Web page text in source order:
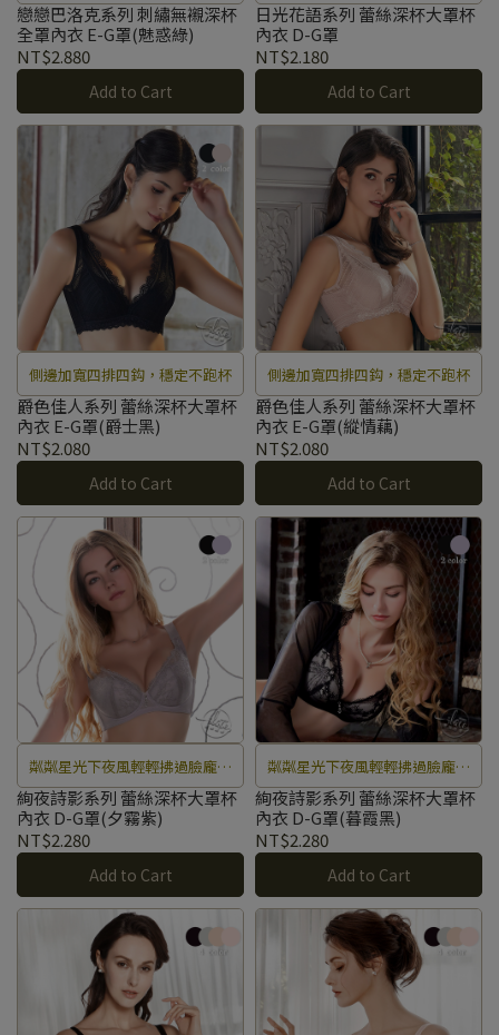
想中的花朵，在心頭綻放輕舞、
優雅的旋律。
戀戀巴洛克系列 刺繡無襯深杯
全罩內衣 E-G罩(魅惑綠)
NT$2.880
Add to Cart
日光花語系列 蕾絲深杯大罩杯
內衣 D-G罩
NT$2.180
Add to Cart
側邊加寬四排四鈎，穩定不跑杯
爵色佳人系列 蕾絲深杯大罩杯
內衣 E-G罩(爵士黑)
NT$2.080
Add to Cart
側邊加寬四排四鈎，穩定不跑杯
爵色佳人系列 蕾絲深杯大罩杯
內衣 E-G罩(縱情藕)
NT$2.080
Add to Cart
粼粼星光下夜風輕輕拂過臉龐，
月光映照著花葉…..吟唱最迷人的
浪漫情詩。
絢夜詩影系列 蕾絲深杯大罩杯
內衣 D-G罩(夕霧紫)
NT$2.280
Add to Cart
粼粼星光下夜風輕輕拂過臉龐，
月光映照著花葉…..吟唱最迷人的
浪漫情詩。
絢夜詩影系列 蕾絲深杯大罩杯
內衣 D-G罩(暮霞黑)
NT$2.280
Add to Cart